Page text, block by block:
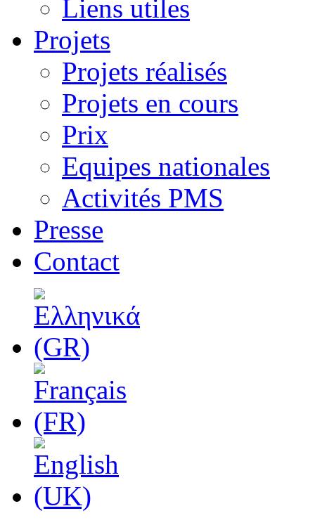
Liens utiles
Projets
Projets réalisés
Projets en cours
Prix
Equipes nationales
Activités PMS
Presse
Contact